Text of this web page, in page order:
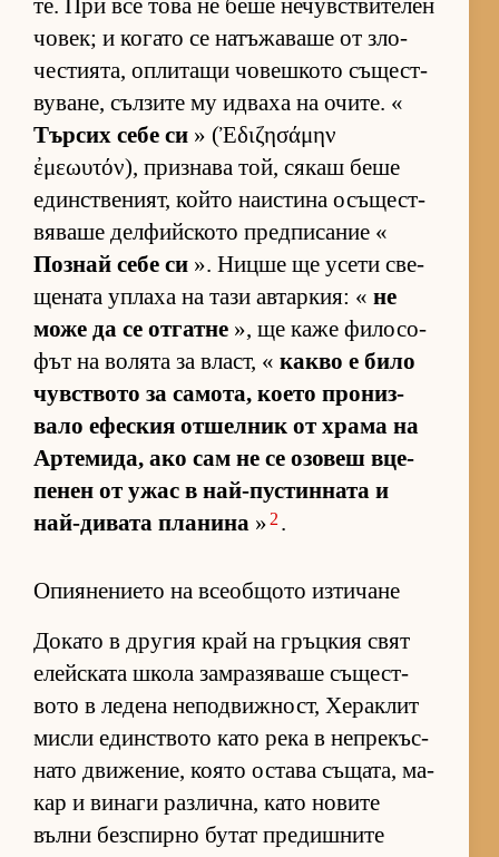
те. При все това не беше не­чув­с­т­ви­те­лен
чо­век; и ко­гато се на­тъ­жа­ваше от зло­
чес­ти­я­та, оп­ли­тащи чо­веш­кото съ­щес­т­
ву­ва­не, съл­зите му ид­ваха на очи­те. «
Тър­сих себе си » (Ἐδιζησάμην
ἐμεωυτόν), приз­нава той, ся­каш беше
един­с­т­ве­ни­ят, който на­ис­тина осъ­щес­т­
вя­ваше дел­фийс­кото пред­пи­са­ние «
Поз­най себе си ». Ницше ще усети све­
ще­ната уп­лаха на тази ав­тар­кия: « не
може да се от­гатне », ще каже фи­ло­со­
фът на во­лята за власт, « какво е било
чув­с­т­вото за са­мо­та, ко­ето про­низ­
вало ефес­кия от­шел­ник от храма на
Ар­те­ми­да, ако сам не се озо­веш вце­
пе­нен от ужас в най-пус­тин­ната и
най-ди­вата пла­нина » 2 .
Опиянението на всеобщото изтичане
До­като в дру­гия край на гръц­кия свят
елейс­ката школа зам­ра­зя­ваше съ­щес­т­
вото в ле­дена не­под­виж­ност, Хе­рак­лит
мисли един­с­т­вото като река в неп­ре­къс­
нато дви­же­ние, ко­ято ос­тава съ­ща­та, ма­
кар и ви­наги раз­лич­на, като но­вите
вълни без­спирно бу­тат пре­диш­ните